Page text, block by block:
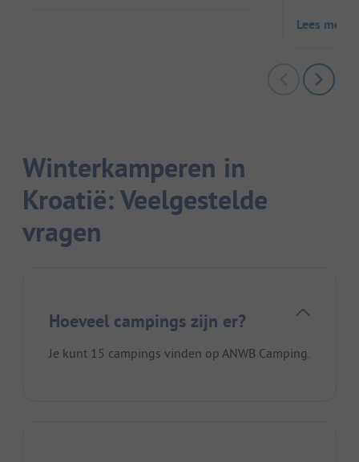
Lees meer
Winterkamperen in
Kroatië: Veelgestelde
vragen
Hoeveel campings zijn er?
Je kunt 15 campings vinden op ANWB Camping.